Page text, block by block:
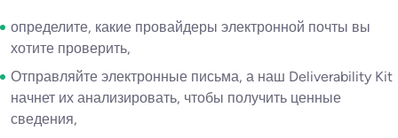
определите, какие провайдеры электронной почты вы
хотите проверить,
Отправляйте электронные письма, а наш Deliverability Kit
начнет их анализировать, чтобы получить ценные
сведения,